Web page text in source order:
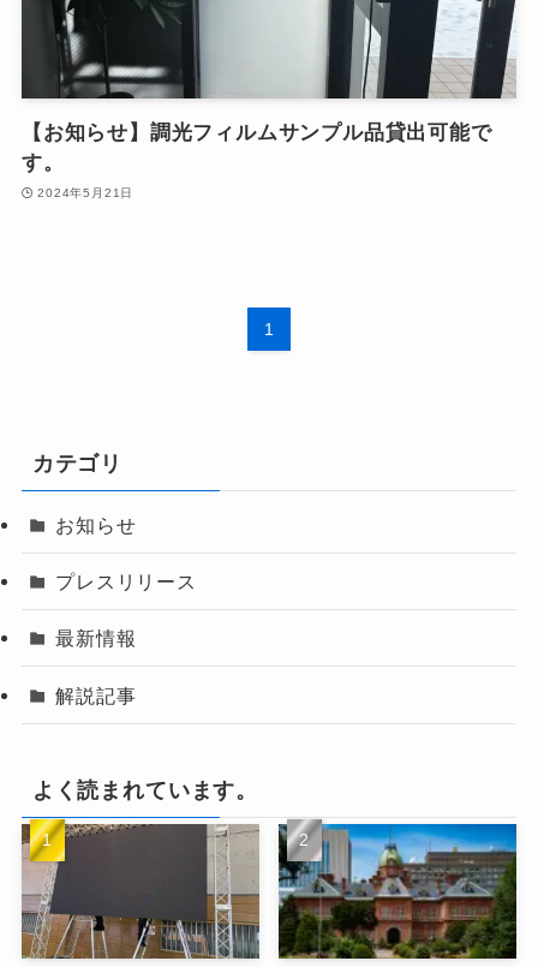
【お知らせ】調光フィルムサンプル品貸出可能で
す。
2024年5月21日
1
カテゴリ
お知らせ
プレスリリース
最新情報
解説記事
よく読まれています。